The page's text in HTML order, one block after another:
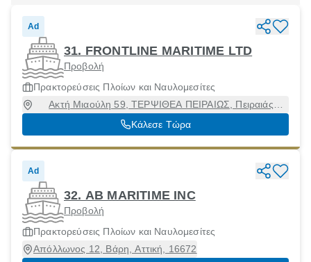
Ad
31. FRONTLINE MARITIME LTD
Προβολή
Πρακτορεύσεις Πλοίων και Ναυλομεσίτες
Ακτή Μιαούλη 59, ΤΕΡΨΙΘΕΑ ΠΕΙΡΑΙΩΣ, Πειραιάς
[Δήμος], Αττική, 18536
Κάλεσε Τώρα
Ad
32. ΑΒ MARITIME INC
Προβολή
Πρακτορεύσεις Πλοίων και Ναυλομεσίτες
Απόλλωνος 12, Βάρη, Αττική, 16672